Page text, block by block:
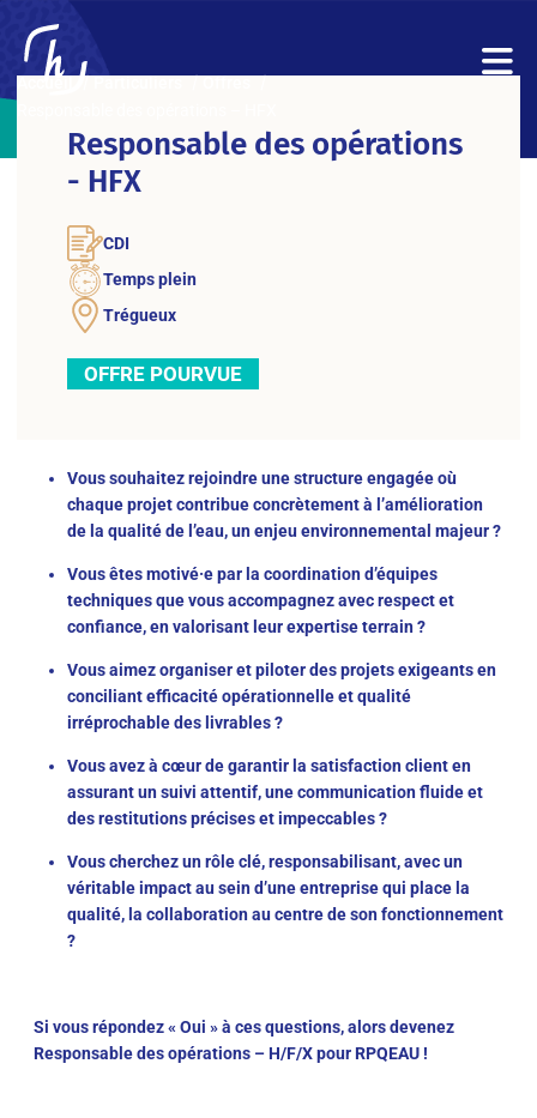
Responsable des opérations
- HFX
CDI
Temps plein
Trégueux
OFFRE POURVUE
Vous souhaitez rejoindre une structure engagée où
chaque projet contribue concrètement à l’amélioration
de la qualité de l’eau, un enjeu environnemental majeur ?
Vous êtes motivé·e par la coordination d’équipes
techniques que vous accompagnez avec respect et
confiance, en valorisant leur expertise terrain ?
Vous aimez organiser et piloter des projets exigeants en
conciliant efficacité opérationnelle et qualité
irréprochable des livrables ?
Vous avez à cœur de garantir la satisfaction client en
assurant un suivi attentif, une communication fluide et
des restitutions précises et impeccables ?
Vous cherchez un rôle clé, responsabilisant, avec un
véritable impact au sein d’une entreprise qui place la
qualité, la collaboration au centre de son fonctionnement
?
Si vous répondez « Oui » à ces questions, alors devenez
Responsable des opérations – H/F/XpourRPQEAU !